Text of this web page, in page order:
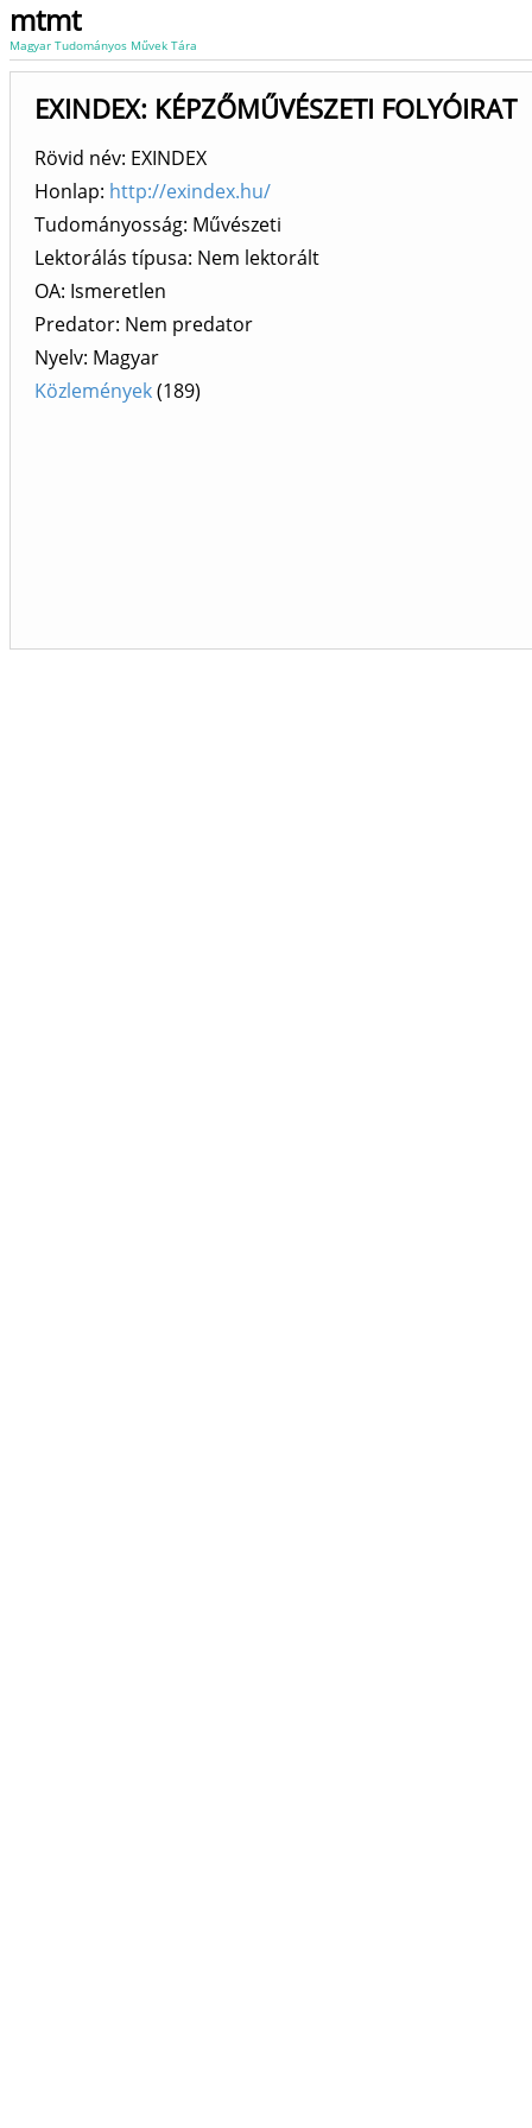
mtmt
Magyar Tudományos Művek Tára
EXINDEX: KÉPZŐMŰVÉSZETI FOLYÓIRAT
Rövid név: EXINDEX
Honlap: http://exindex.hu/
Tudományosság: Művészeti
Lektorálás típusa: Nem lektorált
OA: Ismeretlen
Predator: Nem predator
Nyelv: Magyar
Közlemények(189)